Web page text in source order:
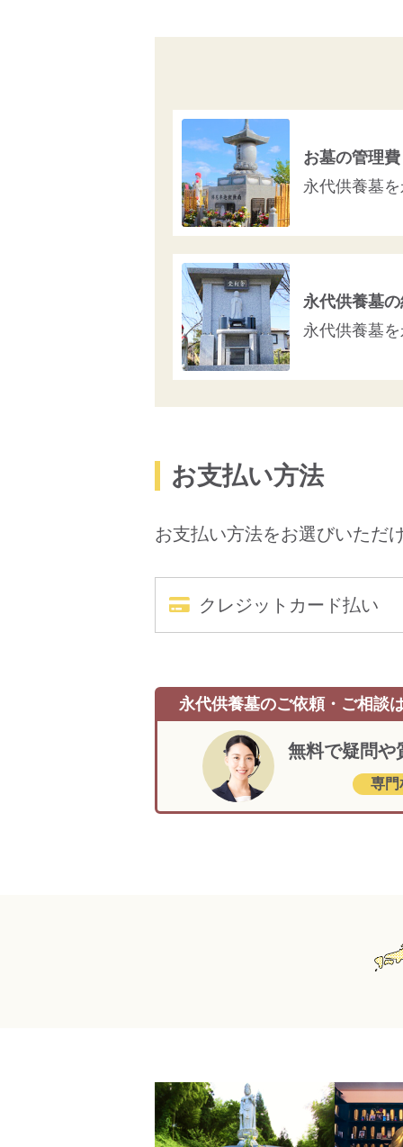
お墓の管理費
永代供養墓
永代供養墓
永代供養墓
お支払い方法
お支払い方法をお選びいただ
クレジットカード払い
永代供養墓のご依頼・ご相談
無料で疑問や
専門